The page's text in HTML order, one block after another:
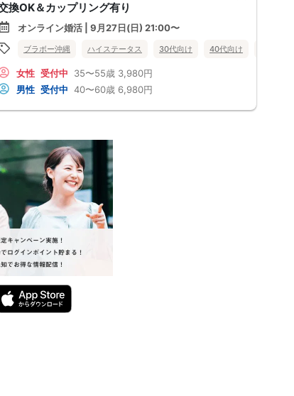
オンライン婚活 山形県
換OK＆カップリング有り
オンライン婚活 | 9月27日(日) 21:00〜
ブラボー沖縄 ハイステータス 30代向け 40代向け
女性 受付中 35〜55歳 3,980円
男性 受付中 40〜60歳 6,980円